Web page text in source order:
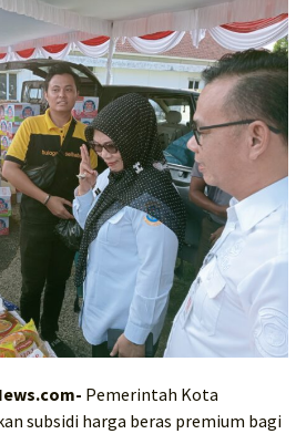
Pemerintah Kota
subsidi harga beras premium bagi